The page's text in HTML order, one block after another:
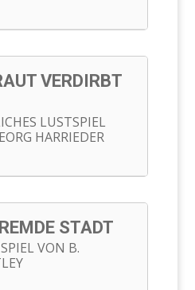
VERDIRBT
LUSTSPIEL
HARRIEDER
STADT
VON B.